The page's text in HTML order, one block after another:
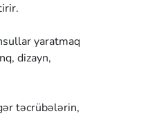
yaratmaq
dizayn,
təcrübələrin,